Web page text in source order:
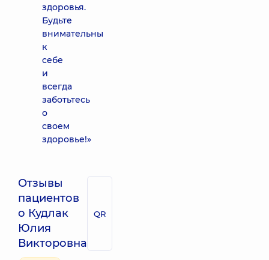
здоровья.
Будьте
внимательны
к
себе
и
всегда
заботьтесь
о
своем
здоровье!»
Отзывы
пациентов
о Кудлак
Юлия
Викторовна
QR